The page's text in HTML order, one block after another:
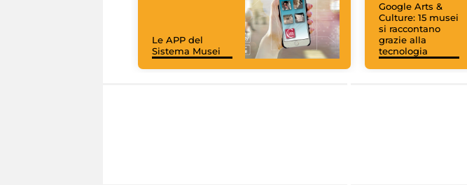
Le APP del
Sistema Musei
Google Arts &
Culture: 15 musei
si raccontano
grazie alla
tecnologia